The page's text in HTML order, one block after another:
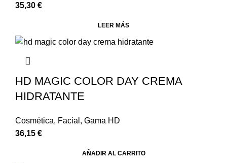
35,30 €
LEER MÁS
HD MAGIC COLOR DAY CREMA
HIDRATANTE
Cosmética, Facial , Gama HD
36,15 €
AÑADIR AL CARRITO